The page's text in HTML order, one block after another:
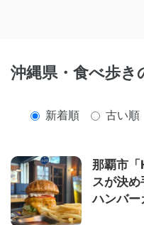
沖縄県・食べ歩き
新着順 古い順
那覇市
スが決め
ハンバー